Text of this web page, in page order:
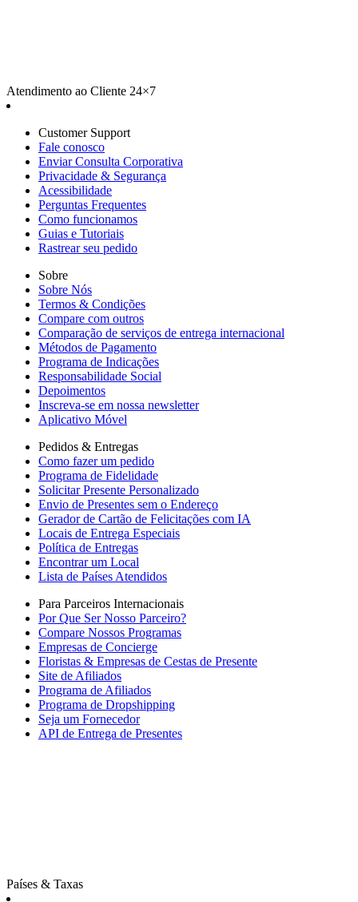
Atendimento ao Cliente 24×7
Customer Support
Fale conosco
Enviar Consulta Corporativa
Privacidade & Segurança
Acessibilidade
Perguntas Frequentes
Como funcionamos
Guias e Tutoriais
Rastrear seu pedido
Sobre
Sobre Nós
Termos & Condições
Compare com outros
Comparação de serviços de entrega internacional
Métodos de Pagamento
Programa de Indicações
Responsabilidade Social
Depoimentos
Inscreva-se em nossa newsletter
Aplicativo Móvel
Pedidos & Entregas
Como fazer um pedido
Programa de Fidelidade
Solicitar Presente Personalizado
Envio de Presentes sem o Endereço
Gerador de Cartão de Felicitações com IA
Locais de Entrega Especiais
Política de Entregas
Encontrar um Local
Lista de Países Atendidos
Para Parceiros Internacionais
Por Que Ser Nosso Parceiro?
Compare Nossos Programas
Empresas de Concierge
Floristas & Empresas de Cestas de Presente
Site de Afiliados
Programa de Afiliados
Programa de Dropshipping
Seja um Fornecedor
API de Entrega de Presentes
Países & Taxas